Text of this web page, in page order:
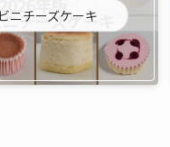
ニチーズケーキ